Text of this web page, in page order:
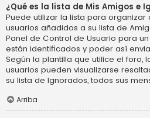
¿Qué es la lista de Mis Amigos e
Puede utilizar la lista para organizar
usuarios añadidos a su lista de
Panel de Control de Usuario para
están identificados y poder así
Según la plantilla que utilice el foro,
usuarios pueden visualizarse
su lista de Ignorados, todos sus
Arriba